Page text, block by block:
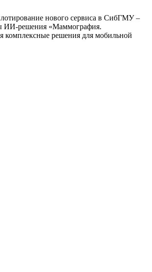
нового сервиса в СибГМУ –
ИИ-решения «Маммография.
комплексные решения для мобильной